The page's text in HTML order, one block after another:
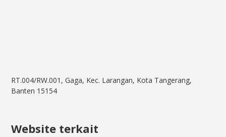
RT.004/RW.001, Gaga, Kec. Larangan, Kota Tangerang,
Banten 15154
Website terkait